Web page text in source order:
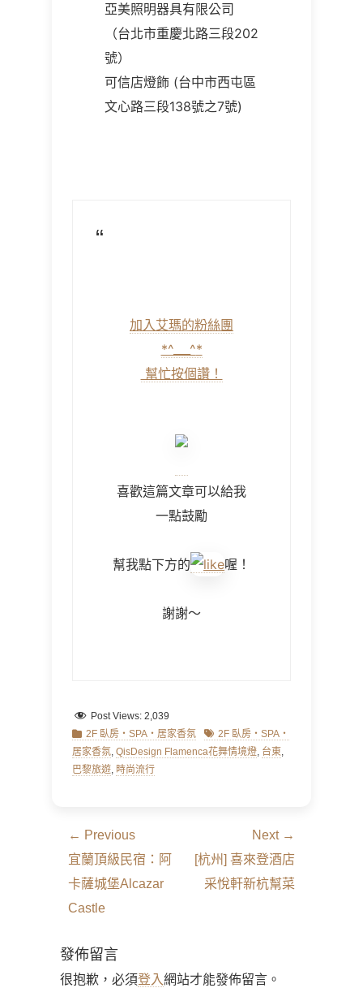
亞美照明器具有限公司
（台北市重慶北路三段202
號）
可信店燈飾 (台中市西屯區
文心路三段138號之7號)
加入艾瑪的粉絲團
*^___^*
幫忙按個讚！
喜歡這篇文章可以給我
一點鼓勵
幫我點下方的 喔！
謝謝～
Post Views: 2,039
Categories
2F 臥房‧SPA‧居家香氛 Tags2F 臥房‧SPA‧
居家香氛, QisDesign Flamenca花舞情境燈, 台東,
巴黎旅遊, 時尚流行
文
章
導
覽
← Previous
Previous
post:
宜蘭頂級民宿：阿
卡薩城堡Alcazar
Castle
Next →
Next
post:
[杭州] 喜來登酒店
采悅軒新杭幫菜
發佈留言
很抱歉，必須登入網站才能發佈留言。